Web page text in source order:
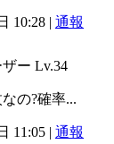
10:28 | 通報
ー Lv.34
の?確率...
11:05 | 通報